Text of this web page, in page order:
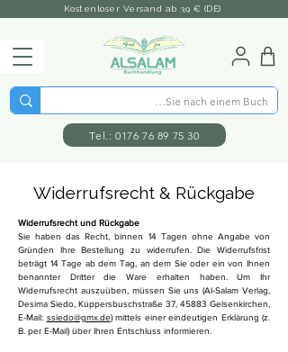
Tel.: 0176 76 89 75 30
Kostenloser Versand ab 39 € (DE)
Widerrufsrecht & Rückgabe
Widerrufsrecht und Rückgabe
Sie haben das Recht, binnen 14 Tagen ohne Angabe von
Gründen Ihre Bestellung zu widerrufen. Die Widerrufsfrist
beträgt 14 Tage ab dem Tag, an dem Sie oder ein von Ihnen
benannter Dritter die Ware erhalten haben. Um Ihr
Widerrufsrecht auszuüben, müssen Sie uns (Al-Salam Verlag,
Desima Siedo, Küppersbuschstraße 37, 45883 Gelsenkirchen,
E-Mail: ssiedo@gmx.de) mittels einer eindeutigen Erklärung (z.
B. per E-Mail) über Ihren Entschluss informieren.